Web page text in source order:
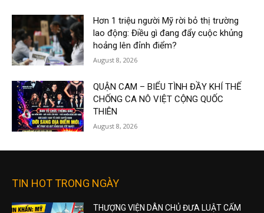
Hơn 1 triệu người Mỹ rời bỏ thị trường
lao động: Điều gì đang đẩy cuộc khủng
hoảng lên đỉnh điểm?
August 8, 2026
QUẬN CAM – BIỂU TÌNH ĐẦY KHÍ THẾ
CHỐNG CA NÔ VIỆT CỘNG QUỐC
THIÊN
August 8, 2026
TIN HOT TRONG NGÀY
THƯỢNG VIỆN DÂN CHỦ ĐƯA LUẬT CẤM